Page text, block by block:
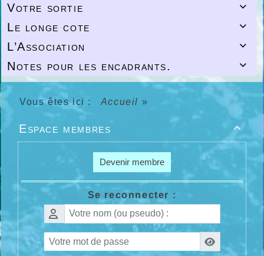

Votre sortie

Le longe cote

L’Association

Notes pour les encadrants.
Vous êtes ici : Accueil »

Espace membres
Devenir membre
Se reconnecter :